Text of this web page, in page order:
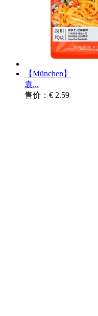
【München】
袁...
售价：€ 2.59